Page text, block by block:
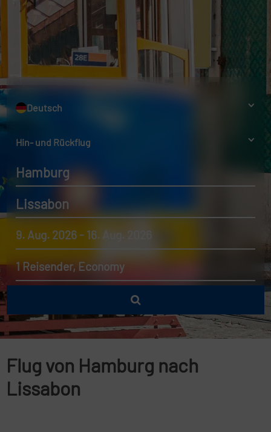
Deutsch
Hin- und Rückflug
Hamburg
Lissabon
9. Aug. 2026 - 16. Aug. 2026
1 Reisender, Economy
Flug von Hamburg nach
Lissabon